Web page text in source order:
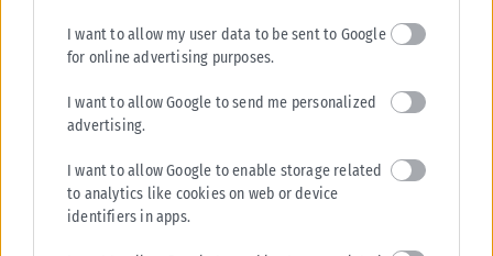
I want to allow my user data to be sent to Google
for online advertising purposes.
I want to allow Google to send me personalized
advertising.
I want to allow Google to enable storage related
to analytics like cookies on web or device
identifiers in apps.